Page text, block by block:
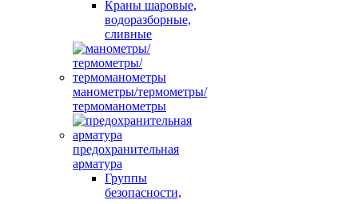
Краны шаровые,
водоразборные,
сливные
манометры/термометры/
термоманометры
предохранительная
арматура
Группы
безопасности,